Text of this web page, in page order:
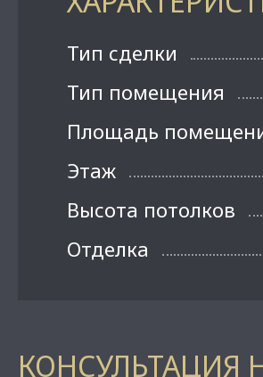
Тип сделки
Тип помещения
Площадь
Этаж
Высота потолков
Отделка
КОНСУЛЬТАЦИЯ